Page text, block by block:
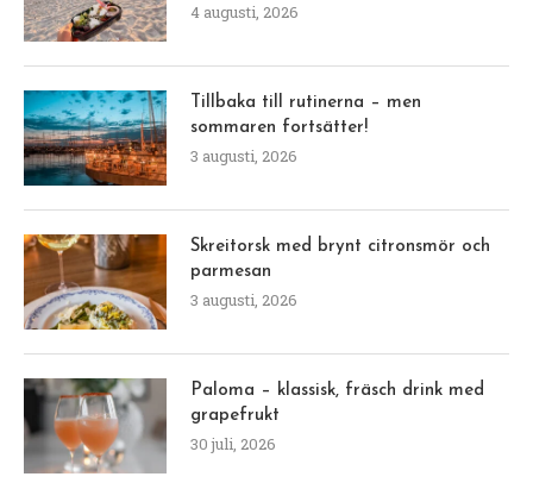
4 augusti, 2026
Tillbaka till rutinerna – men
sommaren fortsätter!
3 augusti, 2026
Skreitorsk med brynt citronsmör och
parmesan
3 augusti, 2026
Paloma – klassisk, fräsch drink med
grapefrukt
30 juli, 2026